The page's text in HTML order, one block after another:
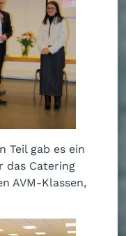
Teil gab es ein
das Catering
AVM-Klassen,